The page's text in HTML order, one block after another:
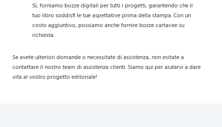
Sì, forniamo bozze digitali per tutti i progetti, garantendo che il
tuo libro soddisfi le tue aspettative prima della stampa. Con un
costo aggiuntivo, possiamo anche fornire bozze cartacee su
richiesta.
Se avete ulteriori domande o necessitate di assistenza, non esitate a
contattare il nostro team di assistenza clienti. Siamo qui per aiutarvi a dare
vita al vostro progetto editoriale!